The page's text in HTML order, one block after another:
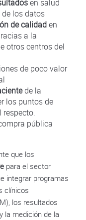
en salud
los datos
de calidaden
a la
otros centros del
de poco valor
de la
los puntos de
respecto.
pública
que los
para el sector
integrar programas
clínicos
los resultados
la medición de la